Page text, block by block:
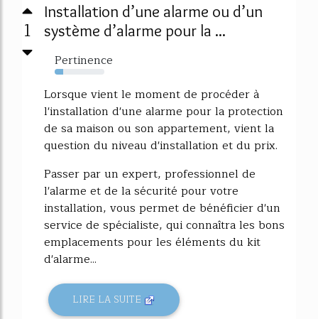
1
Installation d’une alarme ou d’un
système d’alarme pour la ...
Pertinence
17%
Lorsque vient le moment de procéder à
l'installation d'une alarme pour la protection
de sa maison ou son appartement, vient la
question du niveau d'installation et du prix.
Passer par un expert, professionnel de
l'alarme et de la sécurité pour votre
installation, vous permet de bénéficier d'un
service de spécialiste, qui connaîtra les bons
emplacements pour les éléments du kit
d'alarme...
LIRE LA SUITE